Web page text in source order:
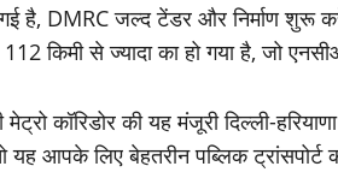
है, DMRC जल्द टेंडर और निर्माण शुरू
किमी से ज्यादा का हो गया है, जो
कॉरिडोर की यह मंजूरी दिल्ली-
यह आपके लिए बेहतरीन पब्लिक